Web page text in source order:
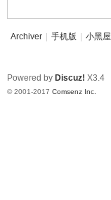
Archiver 手机版 小黑屋
Powered by Discuz! X3.4
© 2001-2017 Comsenz Inc.